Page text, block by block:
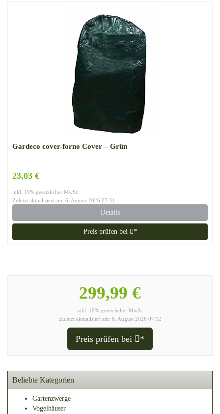
Gardeco cover-forno Cover – Grün
23,03 €
inkl. 19% gesetzlicher MwSt.
Zuletzt aktualisiert am: 6. August 2026 07:31
Details
Preis prüfen bei *
299,99 €
inkl. 19% gesetzlicher MwSt.
Zuletzt aktualisiert am: 6. August 2026 07:12
Preis prüfen bei *
Beliebte Kategorien
Gartenzwerge
Vogelhäuser